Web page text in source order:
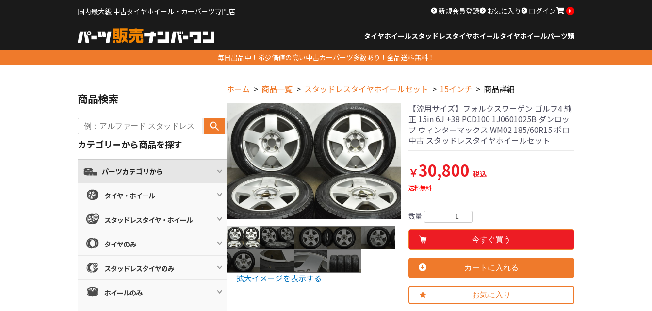
国内最大級 中古タイヤホイール・カーパーツ専門店 新規会員登録 お気に入り ログイン 0
タイヤホイールスタッドレスタイヤホイールタイヤホイールパーツ類
毎日出品中！希少価値の高い中古カーパーツ多数あり！全品送料無料！
ホーム 商品一覧 スタッドレスタイヤホイールセット 15インチ 商品詳細
拡大イメージを表示する
【流用サイズ】フォルクスワーゲン ゴルフ4 純
正 15in 6J +38 PCD100 1J0601025B ダンロッ
プ ウィンターマックス WM02 185/60R15 ポロ
中古 スタッドレスタイヤホイールセット
￥30,800 税込
送料無料
数量
今すぐ買う
カートに入れる
お気に入り
商品検索
カテゴリーから商品を探す
パーツカテゴリから
タイヤ・ホイール
スタッドレスタイヤ・ホイール
タイヤのみ
スタッドレスタイヤのみ
ホイールのみ